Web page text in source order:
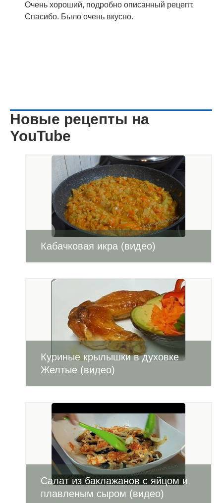
Очень хороший, подробно описанный рецепт.
Спасибо. Было очень вкусно.
Новые рецепты на
YouTube
Кабачковая икра (видео)
Куриные крылышки в духовке
Желтые (видео)
Салат из баклажанов с яйцом и
плавленым сыром (видео)